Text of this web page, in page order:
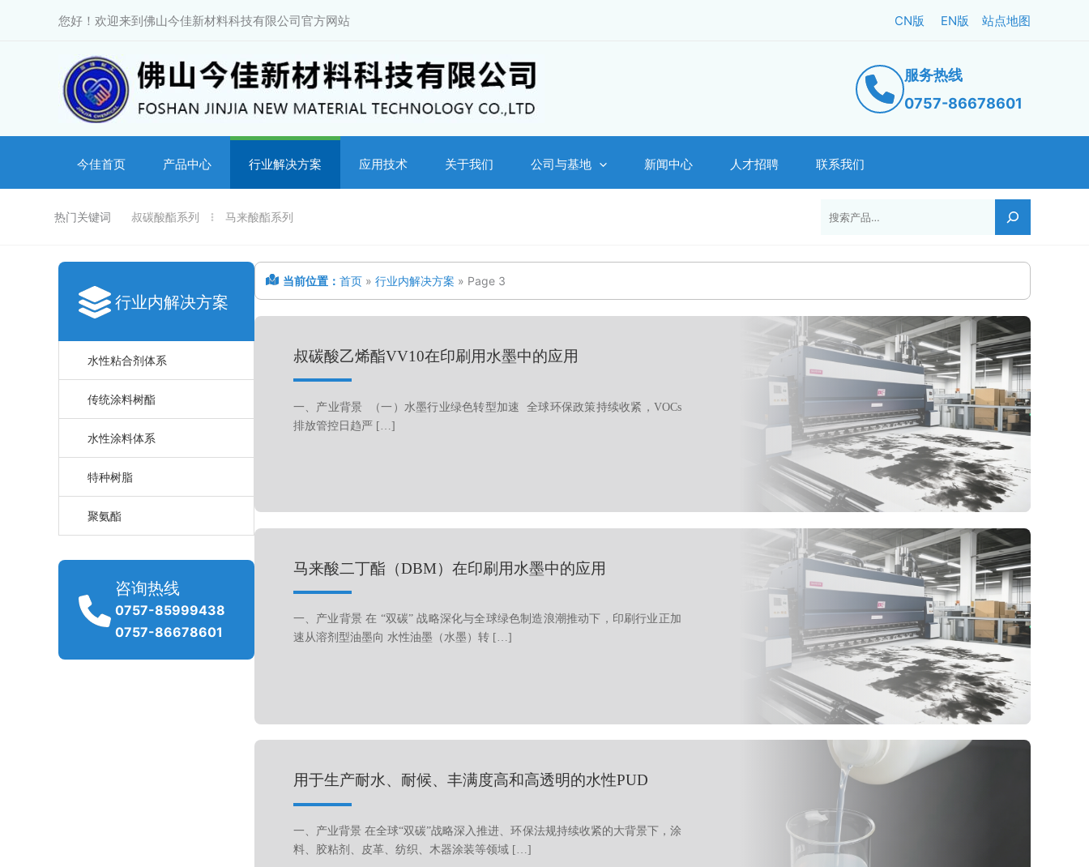
您好！欢迎来到佛山今佳新材料科技有限公司官方网站 CN版 EN版 站点地图
服务热线
0757-86678601
今佳首页 产品中心 行业解决方案 应用技术 关于我们 公司与基地 新闻中心 人才招聘 联系我们
热门关键词 叔碳酸酯系列 马来酸酯系列 搜索
行业内解决方案
水性粘合剂体系
传统涂料树酯
水性涂料体系
特种树脂
聚氨酯
咨询热线
0757-85999438
0757-86678601
当前位置： 首页 » 行业内解决方案 » Page 3
叔碳酸乙烯酯VV10在印刷用水墨中的应用
一、产业背景 （一）水墨行业绿色转型加速 全球环保政策持续收紧，VOCs
排放管控日趋严 […]
马来酸二丁酯（DBM）在印刷用水墨中的应用
一、产业背景 在 “双碳” 战略深化与全球绿色制造浪潮推动下，印刷行业正加
速从溶剂型油墨向 水性油墨（水墨）转 […]
用于生产耐水、耐候、丰满度高和高透明的水性PUD
一、产业背景 在全球“双碳”战略深入推进、环保法规持续收紧的大背景下，涂
料、胶粘剂、皮革、纺织、木器涂装等领域 […]